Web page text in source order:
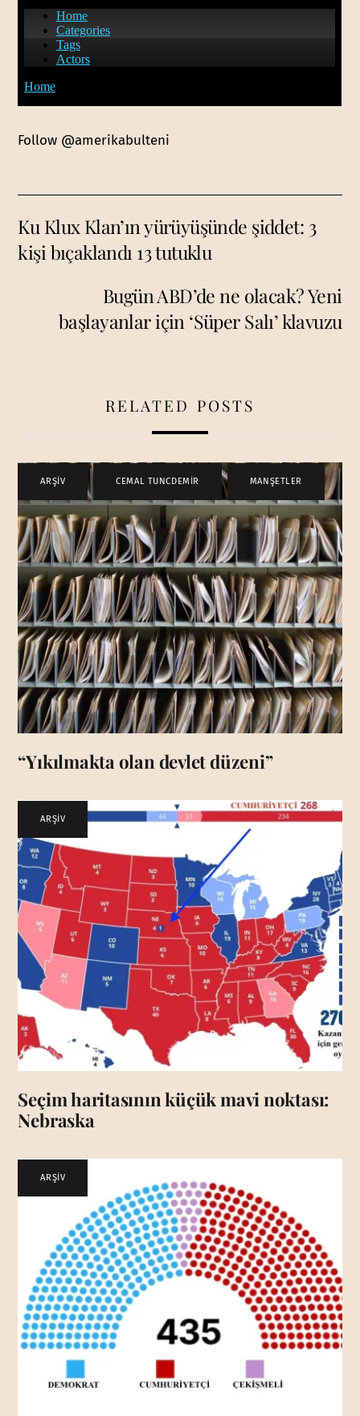
Follow @amerikabulteni
Ku Klux Klan’ın yürüyüşünde şiddet: 3
kişi bıçaklandı 13 tutuklu
Bugün ABD’de ne olacak? Yeni
başlayanlar için ‘Süper Salı’ klavuzu
RELATED POSTS
ARŞİV CEMAL TUNCDEMİR , MANŞETLER
“Yıkılmakta olan devlet düzeni”
ARŞİV
Seçim haritasının küçük mavi noktası:
Nebraska
ARŞİV